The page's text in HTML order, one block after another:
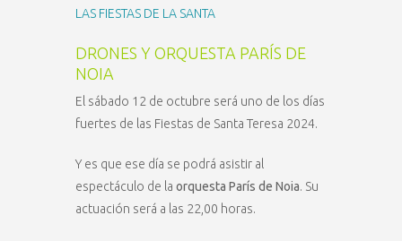
LAS FIESTAS DE LA SANTA
DRONES Y ORQUESTA PARÍS DE
NOIA
El sábado 12 de octubre será uno de los días
fuertes de las Fiestas de Santa Teresa 2024.
Y es que ese día se podrá asistir al
espectáculo de la orquesta París de Noia. Su
actuación será a las 22,00 horas.